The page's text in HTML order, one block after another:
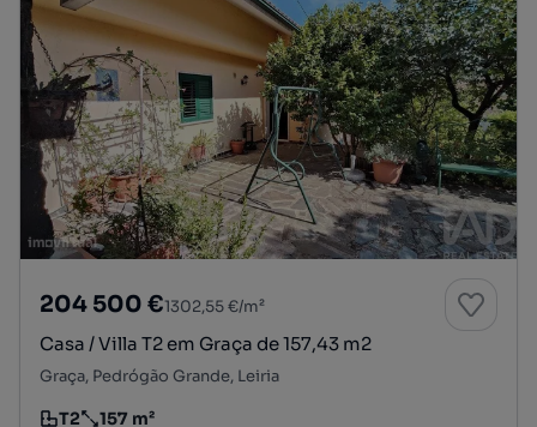
204 500 €1302,55 €/m²
Casa / Villa T2 em Graça de 157,43 m2
Graça, Pedrógão Grande, Leiria
T2 157 m²